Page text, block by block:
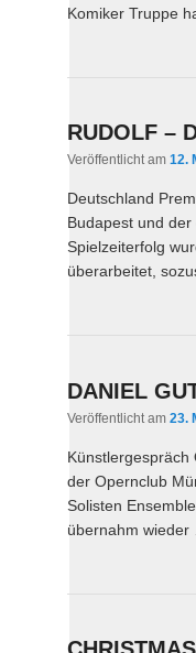
Komiker Truppe
RUDOLF –
Veröffentlicht am 12.
Deutschland
Budapest und
Spielzeiterfolg
überarbeitet,
DANIEL
Veröffentlicht am 23.
Künstlergespräch
der Opernclub
Solisten
übernahm wieder